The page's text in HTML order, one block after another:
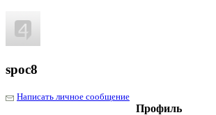
spoc8
Написать личное сообщение
Профиль